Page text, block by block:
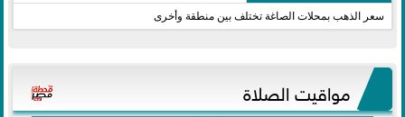
سعر الذهب بمحلات الصاغة تختلف بين منطقة وأخرى
مواقيت الصلاة